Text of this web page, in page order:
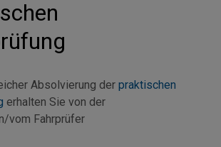
Absolvierung der praktischen
erhalten Sie von der
vom Fahrprüfer